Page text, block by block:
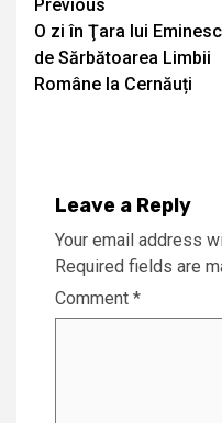
Continue
Reading
Previous
O zi în Ţara lui
de Sărbătoarea Limbii
Române la Cernăuți
Leave a Reply
Your email address
Required fields are
Comment *